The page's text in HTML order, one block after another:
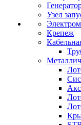
Узел
Крепеж